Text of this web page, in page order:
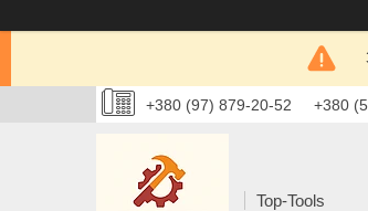
+380 (97) 879-20-52 +380
Top-Tools